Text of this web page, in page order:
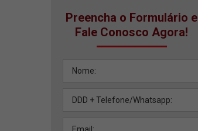
Preencha o Formulário e
Fale Conosco Agora!